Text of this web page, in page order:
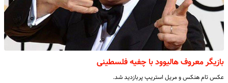
بازیگر معروف هالیوود با چفیه فلسطینی
عکس تام هنکس و مریل استریپ پربازدید شد.